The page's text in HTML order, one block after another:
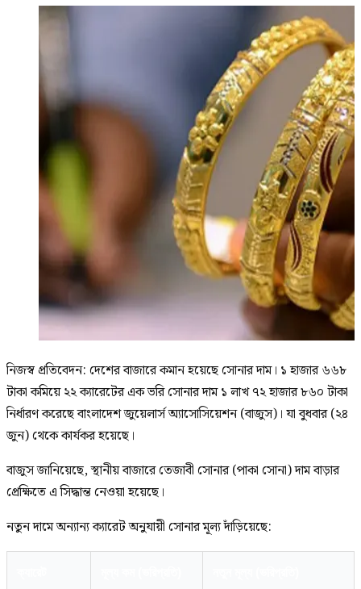
নিজস্ব প্রতিবেদন: দেশের বাজারে কমান হয়েছে সোনার দাম। ১ হাজার ৬৬৮
টাকা কমিয়ে ২২ ক্যারেটের এক ভরি সোনার দাম ১ লাখ ৭২ হাজার ৮৬০ টাকা
নির্ধারণ করেছে বাংলাদেশ জুয়েলার্স অ্যাসোসিয়েশন (বাজুস)। যা বুধবার (২৪
জুন) থেকে কার্যকর হয়েছে।
বাজুস জানিয়েছে, স্থানীয় বাজারে তেজাবী সোনার (পাকা সোনা) দাম বাড়ার
প্রেক্ষিতে এ সিদ্ধান্ত নেওয়া হয়েছে।
নতুন দামে অন্যান্য ক্যারেট অনুযায়ী সোনার মূল্য দাঁড়িয়েছে: